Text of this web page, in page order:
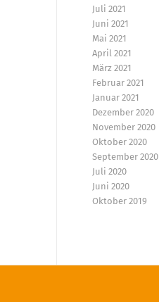
Juli 2021
Juni 2021
Mai 2021
April 2021
März 2021
Februar 2021
Januar 2021
Dezember 2020
November 2020
Oktober 2020
September 2020
Juli 2020
Juni 2020
Oktober 2019